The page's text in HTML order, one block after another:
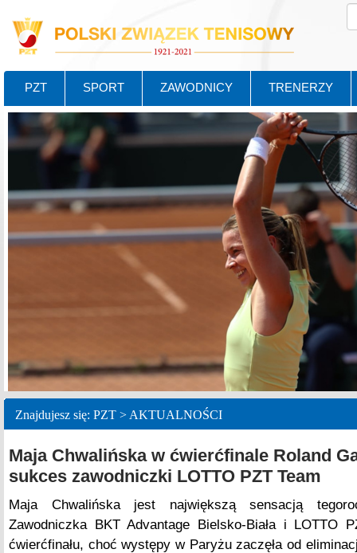
PZT SPORT ZAWODNICY TRENERZY
Znajdujesz się: PZT > AKTUALNOŚCI
Maja Chwalińska w ćwierćfinale Roland
sukces zawodniczki LOTTO PZT Team
Maja Chwalińska jest największą sensacją
Zawodniczka BKT Advantage Bielsko-Biała i LOTTO
ćwierćfinału, choć występy w Paryżu zaczęła od